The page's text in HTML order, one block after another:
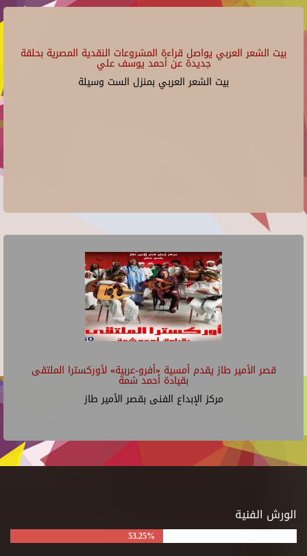
بيت الشعر العربي يواصل قراءة المشروعات النقدية المصرية بحلقة
جديدة عن أحمد يوسف علي
بيت الشعر العربي بمنزل الست وسيلة
قصر الأمير طاز يقدم أمسية «أفرو-عربية» لأوركسترا الملتقى
بقيادة أحمد شمة
مركز الإبداع الفنى بقصر الأمير طاز
الورش الفنية
53.25%